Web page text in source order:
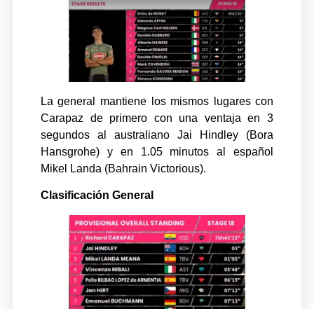
La general mantiene los mismos lugares con
Carapaz de primero con una ventaja en 3
segundos al australiano Jai Hindley (Bora
Hansgrohe) y en 1.05 minutos al español
Mikel Landa (Bahrain Victorious).
Clasificación General